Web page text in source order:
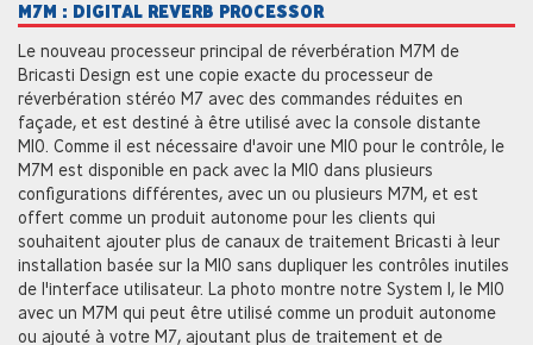
M7M : DIGITAL REVERB PROCESSOR
Le nouveau processeur principal de réverbération M7M de
Bricasti Design est une copie exacte du processeur de
réverbération stéréo M7 avec des commandes réduites en
façade, et est destiné à être utilisé avec la console distante
M10. Comme il est nécessaire d'avoir une M10 pour le contrôle, le
M7M est disponible en pack avec la M10 dans plusieurs
configurations différentes, avec un ou plusieurs M7M, et est
offert comme un produit autonome pour les clients qui
souhaitent ajouter plus de canaux de traitement Bricasti à leur
installation basée sur la M10 sans dupliquer les contrôles inutiles
de l'interface utilisateur. La photo montre notre System 1, le M10
avec un M7M qui peut être utilisé comme un produit autonome
ou ajouté à votre M7, ajoutant plus de traitement et de